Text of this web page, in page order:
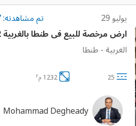
يوليو 29 تم مشاهدته: 3897
ارض مرخصة للبيع فى طنطا بالغربية 1232م
الغربية - طنطا
25 1232 م ٢
Mohammad Degheady